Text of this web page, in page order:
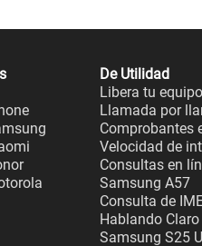
De Utilidad
Libera tu
Llamada por
Comprobantes
Velocidad de
Consultas en
Samsung A57
Consulta de
Hablando Claro
Samsung S25